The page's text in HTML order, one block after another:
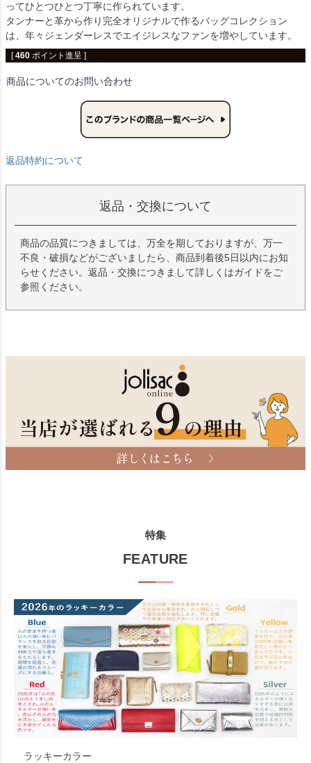
ってひとつひとつ丁寧に作られています。
タンナーと革から作り完全オリジナルで作るバッグコレクション
は、年々ジェンダーレスでエイジレスなファンを増やしています。
[ 460 ポイント進呈 ]
商品についてのお問い合わせ
返品特約について
返品・交換について
商品の品質につきましては、万全を期しておりますが、万一
不良・破損などがございましたら、商品到着後5日以内にお知
らせください。返品・交換につきまして詳しくはガイドをご
参照ください。
特集
FEATURE
ラッキーカラー